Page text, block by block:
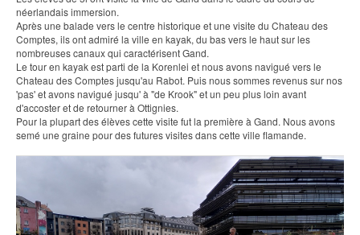
néerlandais immersion.
Après une balade vers le centre historique et une visite du Chateau des
Comptes, ils ont admiré la ville en kayak, du bas vers le haut sur les
nombreuses canaux qui caractérisent Gand.
Le tour en kayak est parti de la Korenlei et nous avons navigué vers le
Chateau des Comptes jusqu'au Rabot. Puis nous sommes revenus sur nos
'pas' et avons navigué jusqu' à "de Krook" et un peu plus loin avant
d'accoster et de retourner à Ottignies.
Pour la plupart des élèves cette visite fut la première à Gand. Nous avons
semé une graine pour des futures visites dans cette ville flamande.